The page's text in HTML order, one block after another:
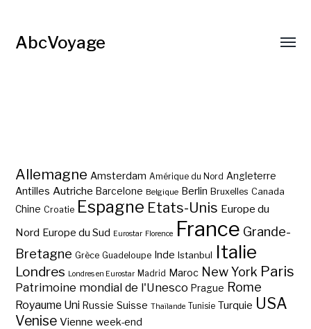
AbcVoyage
Allemagne Amsterdam Amérique du Nord Angleterre
Antilles Autriche Barcelone Belgique Berlin Bruxelles Canada
Chine Croatie Espagne Etats-Unis Europe du
Nord Europe du Sud Eurostar Florence France Grande-
Bretagne Grèce Guadeloupe Inde Istanbul Italie
Londres Londres en Eurostar Madrid Maroc New York Paris
Patrimoine mondial de l'Unesco Prague Rome
Royaume Uni Russie Suisse Thaïlande Tunisie Turquie USA
Venise Vienne week-end